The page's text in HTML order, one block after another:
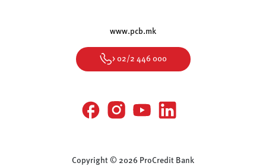
www.pcb.mk
> 02/2 446 000
Copyright © 2026 ProCredit Bank